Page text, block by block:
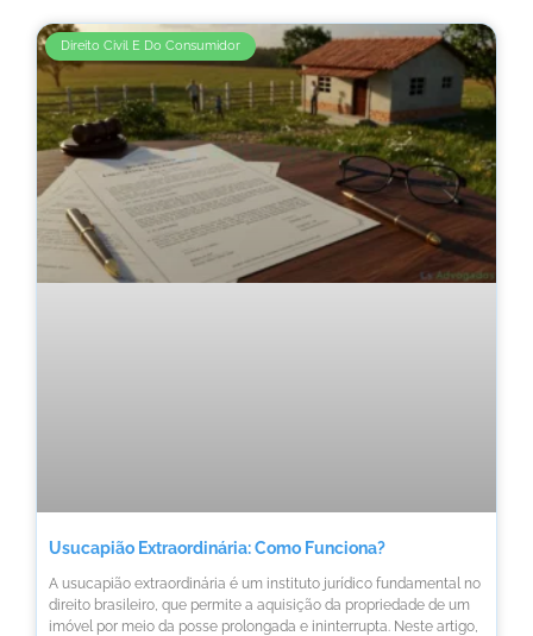
Direito Civil E Do Consumidor
Usucapião Extraordinária: Como Funciona?
A usucapião extraordinária é um instituto jurídico fundamental no
direito brasileiro, que permite a aquisição da propriedade de um
imóvel por meio da posse prolongada e ininterrupta. Neste artigo,